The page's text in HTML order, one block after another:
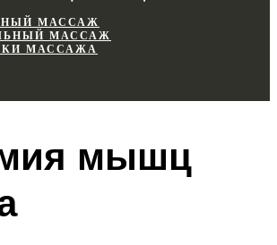
МАССАЖ
МАССАЖ
МАССАЖА
мышц